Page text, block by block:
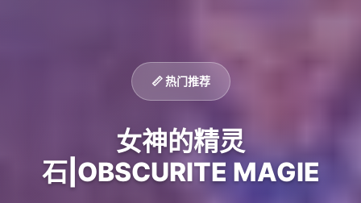
📏 热门推荐
女神的精灵
石|OBSCURITE MAGIE